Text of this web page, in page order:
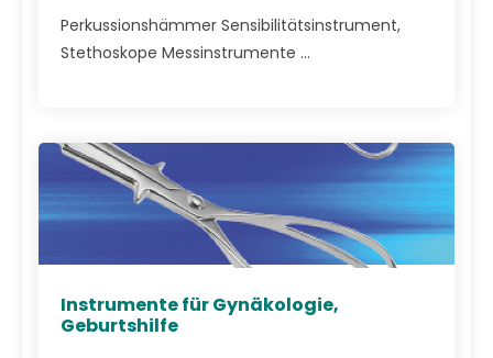
Perkussionshämmer Sensibilitätsinstrument,
Stethoskope Messinstrumente ...
Instrumente für Gynäkologie,
Geburtshilfe